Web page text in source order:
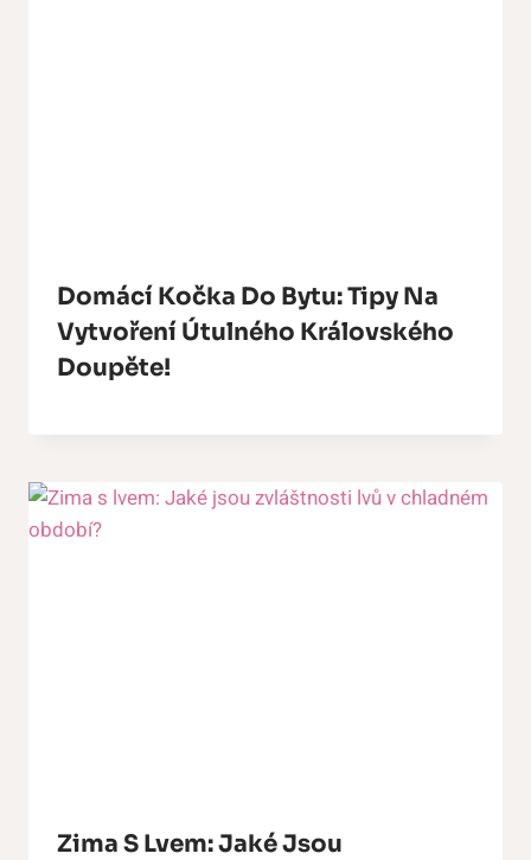
Domácí Kočka Do Bytu: Tipy Na
Vytvoření Útulného Královského
Doupěte!
Zima S Lvem: Jaké Jsou